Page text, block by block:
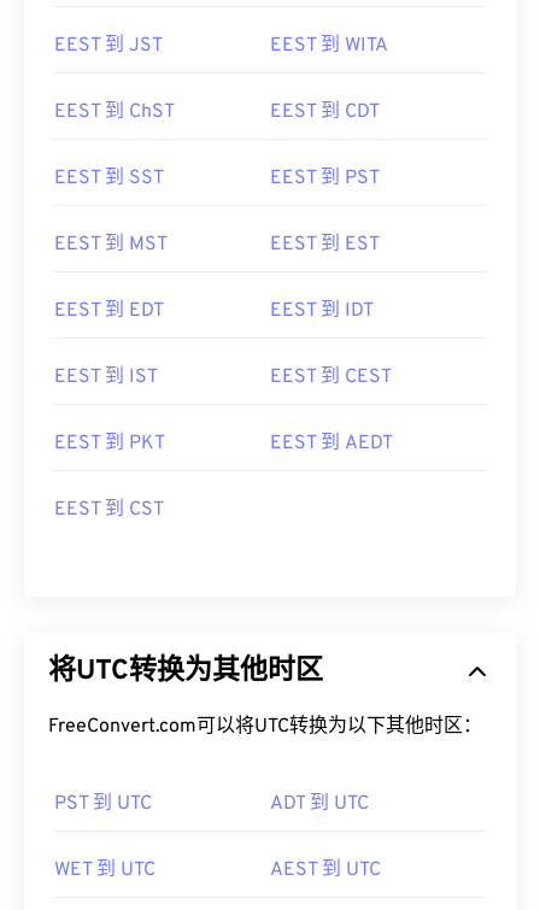
EEST 到 JST EEST 到 WITA
EEST 到 ChST EEST 到 CDT
EEST 到 SST EEST 到 PST
EEST 到 MST EEST 到 EST
EEST 到 EDT EEST 到 IDT
EEST 到 IST EEST 到 CEST
EEST 到 PKT EEST 到 AEDT
EEST 到 CST
将UTC转换为其他时区
FreeConvert.com可以将UTC转换为以下其他时区：
PST 到 UTC ADT 到 UTC
WET 到 UTC AEST 到 UTC